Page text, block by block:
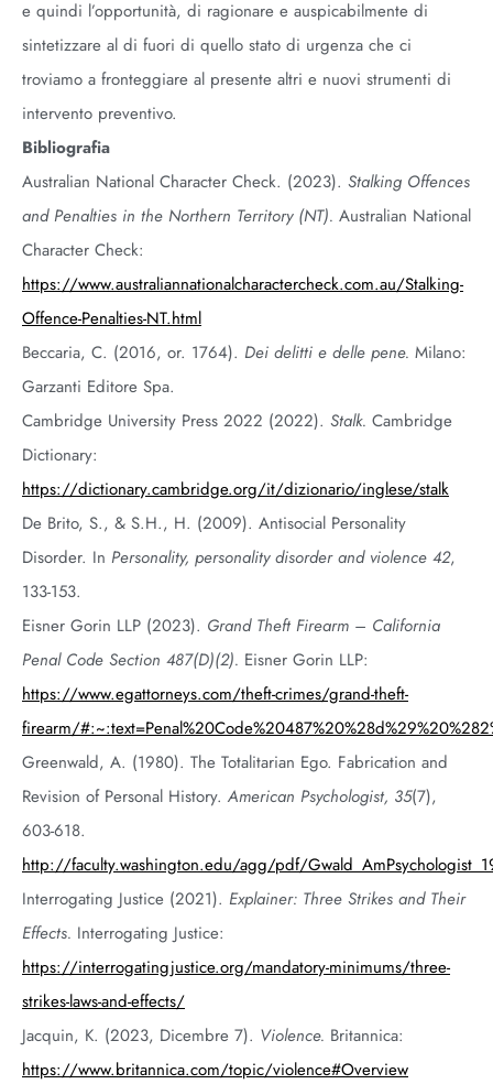
e quindi l’opportunità, di ragionare e auspicabilmente di
sintetizzare al di fuori di quello stato di urgenza che ci
troviamo a fronteggiare al presente altri e nuovi strumenti di
intervento preventivo.
Bibliografia
Australian National Character Check. (2023). Stalking Offences
and Penalties in the Northern Territory (NT). Australian National
Character Check:
https://www.australiannationalcharactercheck.com.au/Stalking-
Offence-Penalties-NT.html
Beccaria, C. (2016, or. 1764). Dei delitti e delle pene. Milano:
Garzanti Editore Spa.
Cambridge University Press 2022 (2022). Stalk. Cambridge
Dictionary:
https://dictionary.cambridge.org/it/dizionario/inglese/stalk
De Brito, S., & S.H., H. (2009). Antisocial Personality
Disorder. In Personality, personality disorder and violence 42,
133-153.
Eisner Gorin LLP (2023). Grand Theft Firearm – California
Penal Code Section 487(D)(2). Eisner Gorin LLP:
https://www.egattorneys.com/theft-crimes/grand-theft-
firearm/
Greenwald, A. (1980). The Totalitarian Ego. Fabrication and
Revision of Personal History. American Psychologist, 35(7),
603-618.
http://faculty.washington.edu/agg/pdf/
Interrogating Justice (2021). Explainer: Three Strikes and Their
Effects. Interrogating Justice:
https://interrogatingjustice.org/mandatory-minimums/three-
strikes-laws-and-effects/
Jacquin, K. (2023, Dicembre 7). Violence. Britannica:
https://www.britannica.com/topic/violence#Overview